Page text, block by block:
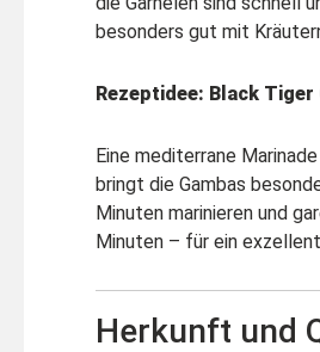
besonders gut mit
Rezeptidee: Black
Eine mediterrane
bringt die Gambas
Minuten marinieren und
Minuten – für ein
Herkunft und